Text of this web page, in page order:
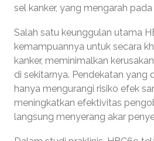
sel kanker, yang mengarah
Salah satu keunggulan utama
kemampuannya untuk secara
kanker, meminimalkan
di sekitarnya. Pendekatan yang
hanya mengurangi risiko efek
meningkatkan efektivitas
langsung menyerang akar